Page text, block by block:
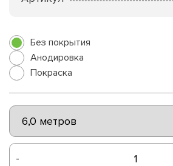
Без покрытия
Анодировка
Покраска
-